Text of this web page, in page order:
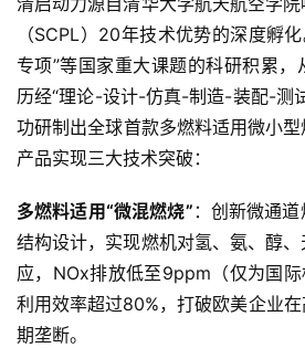
（SCPL）20年技术优势的深度孵
专项”等国家重大课题的科研积累，
历经“理论-设计-仿真-制造-装配-测
功研制出全球首款多燃料适用微小
产品实现三大技术突破：
多燃料适用“微混燃烧” ：创新微通
结构设计，实现燃机对氢、氨、醇
应，NOx排放低至9ppm（仅为国
利用效率超过80%，打破欧美企业
期垄断。